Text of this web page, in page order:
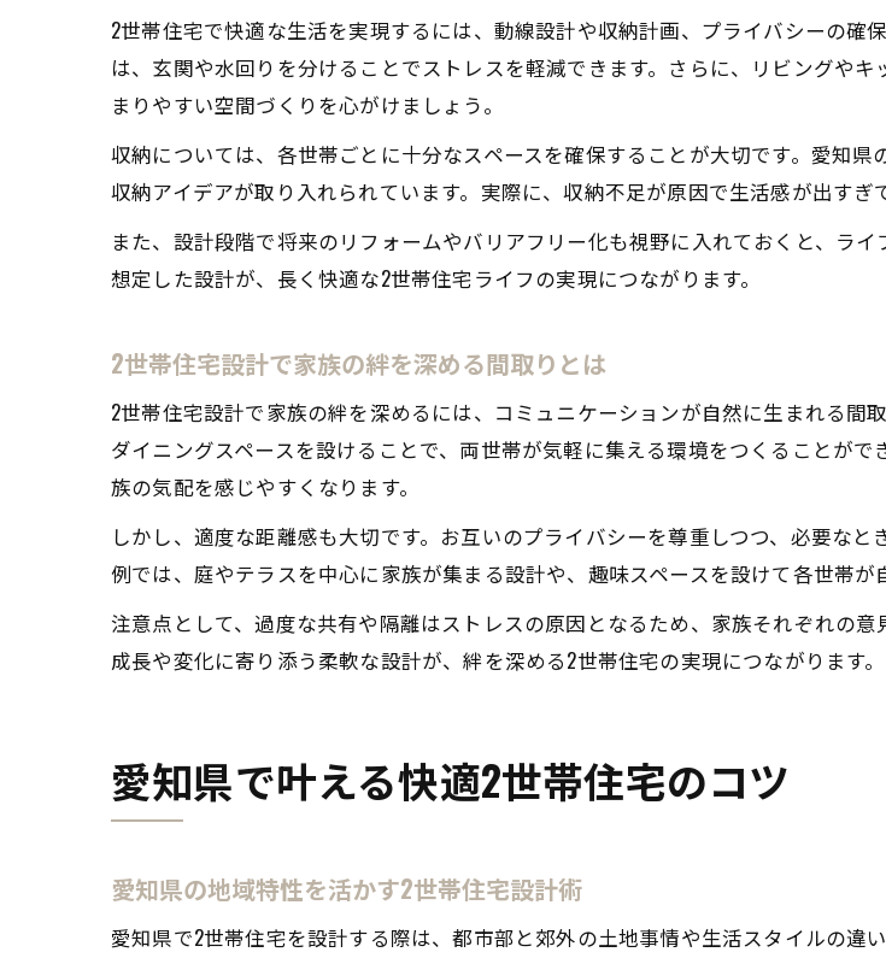
2世帯住宅で快適な生活を実現するには、動線設計や収納計画、プライバシーの
は、玄関や水回りを分けることでストレスを軽減できます。さらに、リビングや
まりやすい空間づくりを心がけましょう。
収納については、各世帯ごとに十分なスペースを確保することが大切です。愛知
収納アイデアが取り入れられています。実際に、収納不足が原因で生活感が出すぎ
また、設計段階で将来のリフォームやバリアフリー化も視野に入れておくと、ラ
想定した設計が、長く快適な2世帯住宅ライフの実現につながります。
2世帯住宅設計で家族の絆を深める間取りとは
2世帯住宅設計で家族の絆を深めるには、コミュニケーションが自然に生まれる
ダイニングスペースを設けることで、両世帯が気軽に集える環境をつくることが
族の気配を感じやすくなります。
しかし、適度な距離感も大切です。お互いのプライバシーを尊重しつつ、必要な
例では、庭やテラスを中心に家族が集まる設計や、趣味スペースを設けて各世帯が
注意点として、過度な共有や隔離はストレスの原因となるため、家族それぞれの
成長や変化に寄り添う柔軟な設計が、絆を深める2世帯住宅の実現につながります。
愛知県で叶える快適2世帯住宅のコツ
愛知県の地域特性を活かす2世帯住宅設計術
愛知県で2世帯住宅を設計する際は、都市部と郊外の土地事情や生活スタイルの